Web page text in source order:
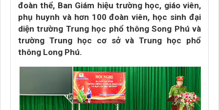
đoàn thể, Ban Giám hiệu trường học, giáo viên,
phụ huynh và hơn 100 đoàn viên, học sinh đại
diện trường Trung học phổ thông Song Phú và
trường Trung học cơ sở và Trung học phổ
thông Long Phú.